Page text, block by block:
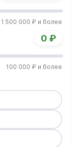
1 500 000 ₽ и более
100 000 ₽ и более
0 ₽